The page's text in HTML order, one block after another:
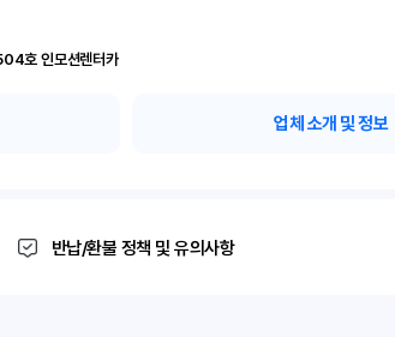
성동구 광나루로6길 49	504호 인모션렌터카
업체 소개 및 정보
반납/환불 정책 및 유의사항